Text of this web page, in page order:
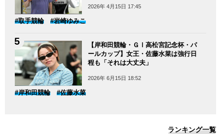
2026年 4月15日 17:45
#取手競輪 #岩崎ゆみこ
【岸和田競輪・ＧⅠ高松宮記念杯・パ
ールカップ】女王・佐藤水菜は強行日
程も「それは大丈夫」
2026年 6月15日 18:52
#岸和田競輪 #佐藤水菜
ランキング一覧